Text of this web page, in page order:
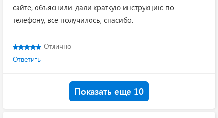
сайте, объяснили. дали краткую инструкцию по
телефону, все получилось, спасибо.
Отлично
Ответить
Показать еще 10